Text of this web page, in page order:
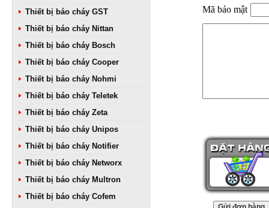
Thiết bị báo cháy GST
Thiết bị báo cháy Nittan
Thiết bị báo cháy Bosch
Thiết bị báo cháy Cooper
Thiết bị báo cháy Nohmi
Thiết bị báo cháy Teletek
Thiết bị báo cháy Zeta
Thiết bị báo cháy Unipos
Thiết bị báo cháy Notifier
Thiết bị báo cháy Networx
Thiết bị báo cháy Multron
Thiết bị báo cháy Cofem
Mã bảo mật